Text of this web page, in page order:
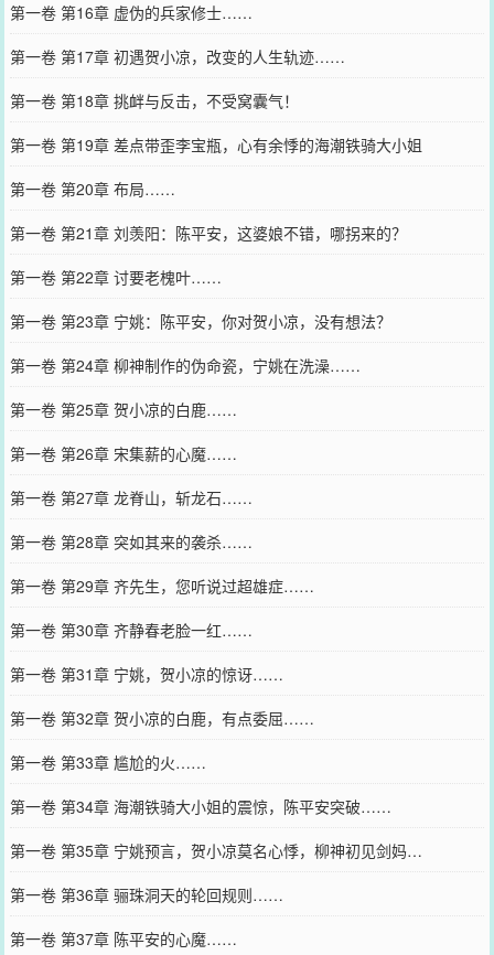
第一卷 第16章 虚伪的兵家修士……
第一卷 第17章 初遇贺小凉，改变的人生轨迹……
第一卷 第18章 挑衅与反击，不受窝囊气！
第一卷 第19章 差点带歪李宝瓶，心有余悸的海潮铁骑大小姐
第一卷 第20章 布局……
第一卷 第21章 刘羡阳：陈平安，这婆娘不错，哪拐来的？
第一卷 第22章 讨要老槐叶……
第一卷 第23章 宁姚：陈平安，你对贺小凉，没有想法？
第一卷 第24章 柳神制作的伪命瓷，宁姚在洗澡……
第一卷 第25章 贺小凉的白鹿……
第一卷 第26章 宋集薪的心魔……
第一卷 第27章 龙脊山，斩龙石……
第一卷 第28章 突如其来的袭杀……
第一卷 第29章 齐先生，您听说过超雄症……
第一卷 第30章 齐静春老脸一红……
第一卷 第31章 宁姚，贺小凉的惊讶……
第一卷 第32章 贺小凉的白鹿，有点委屈……
第一卷 第33章 尴尬的火……
第一卷 第34章 海潮铁骑大小姐的震惊，陈平安突破……
第一卷 第35章 宁姚预言，贺小凉莫名心悸，柳神初见剑妈…
第一卷 第36章 骊珠洞天的轮回规则……
第一卷 第37章 陈平安的心魔……